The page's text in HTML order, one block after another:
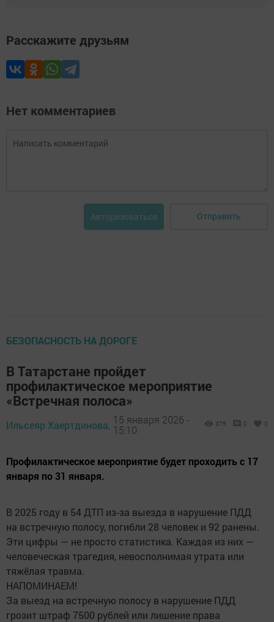
Расскажите друзьям
Нет комментариев
Авторизоваться Отправить
БЕЗОПАСНОСТЬ НА ДОРОГЕ
В Татарстане пройдет
профилактическое мероприятие
«Встречная полоса»
Ильсеяр Хаертдинова, 15 января 2026 -
15:10
375 0 0
Профилактическое мероприятие будет проходить с 17
января по 31 января.
В 2025 году в 54 ДТП из‑за выезда в нарушение ПДД
на встречную полосу, погибли 28 человек и 92 ранены.
Эти цифры — не просто статистика. Каждая из них —
человеческая трагедия, невосполнимая утрата или
тяжёлая травма.
НАПОМИНАЕМ!
За выезд на встречную полосу в нарушение ПДД
грозит штраф 7500 рублей или лишение права